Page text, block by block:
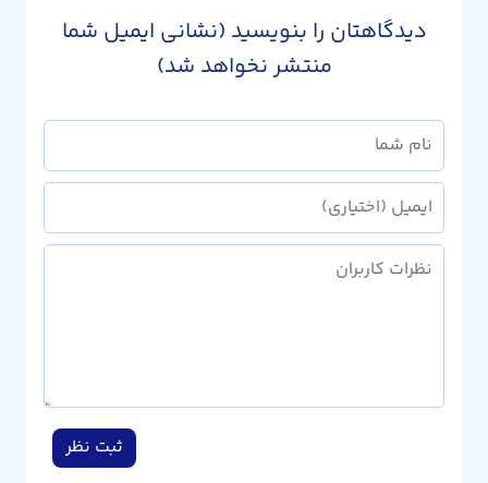
دیدگاهتان را بنویسید (نشانی ایمیل شما
منتشر نخواهد شد)
ثبت نظر